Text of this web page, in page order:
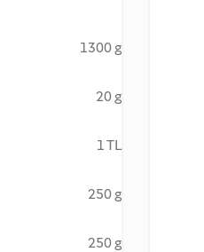
1300 g
20 g
1 TL
250 g
250 g